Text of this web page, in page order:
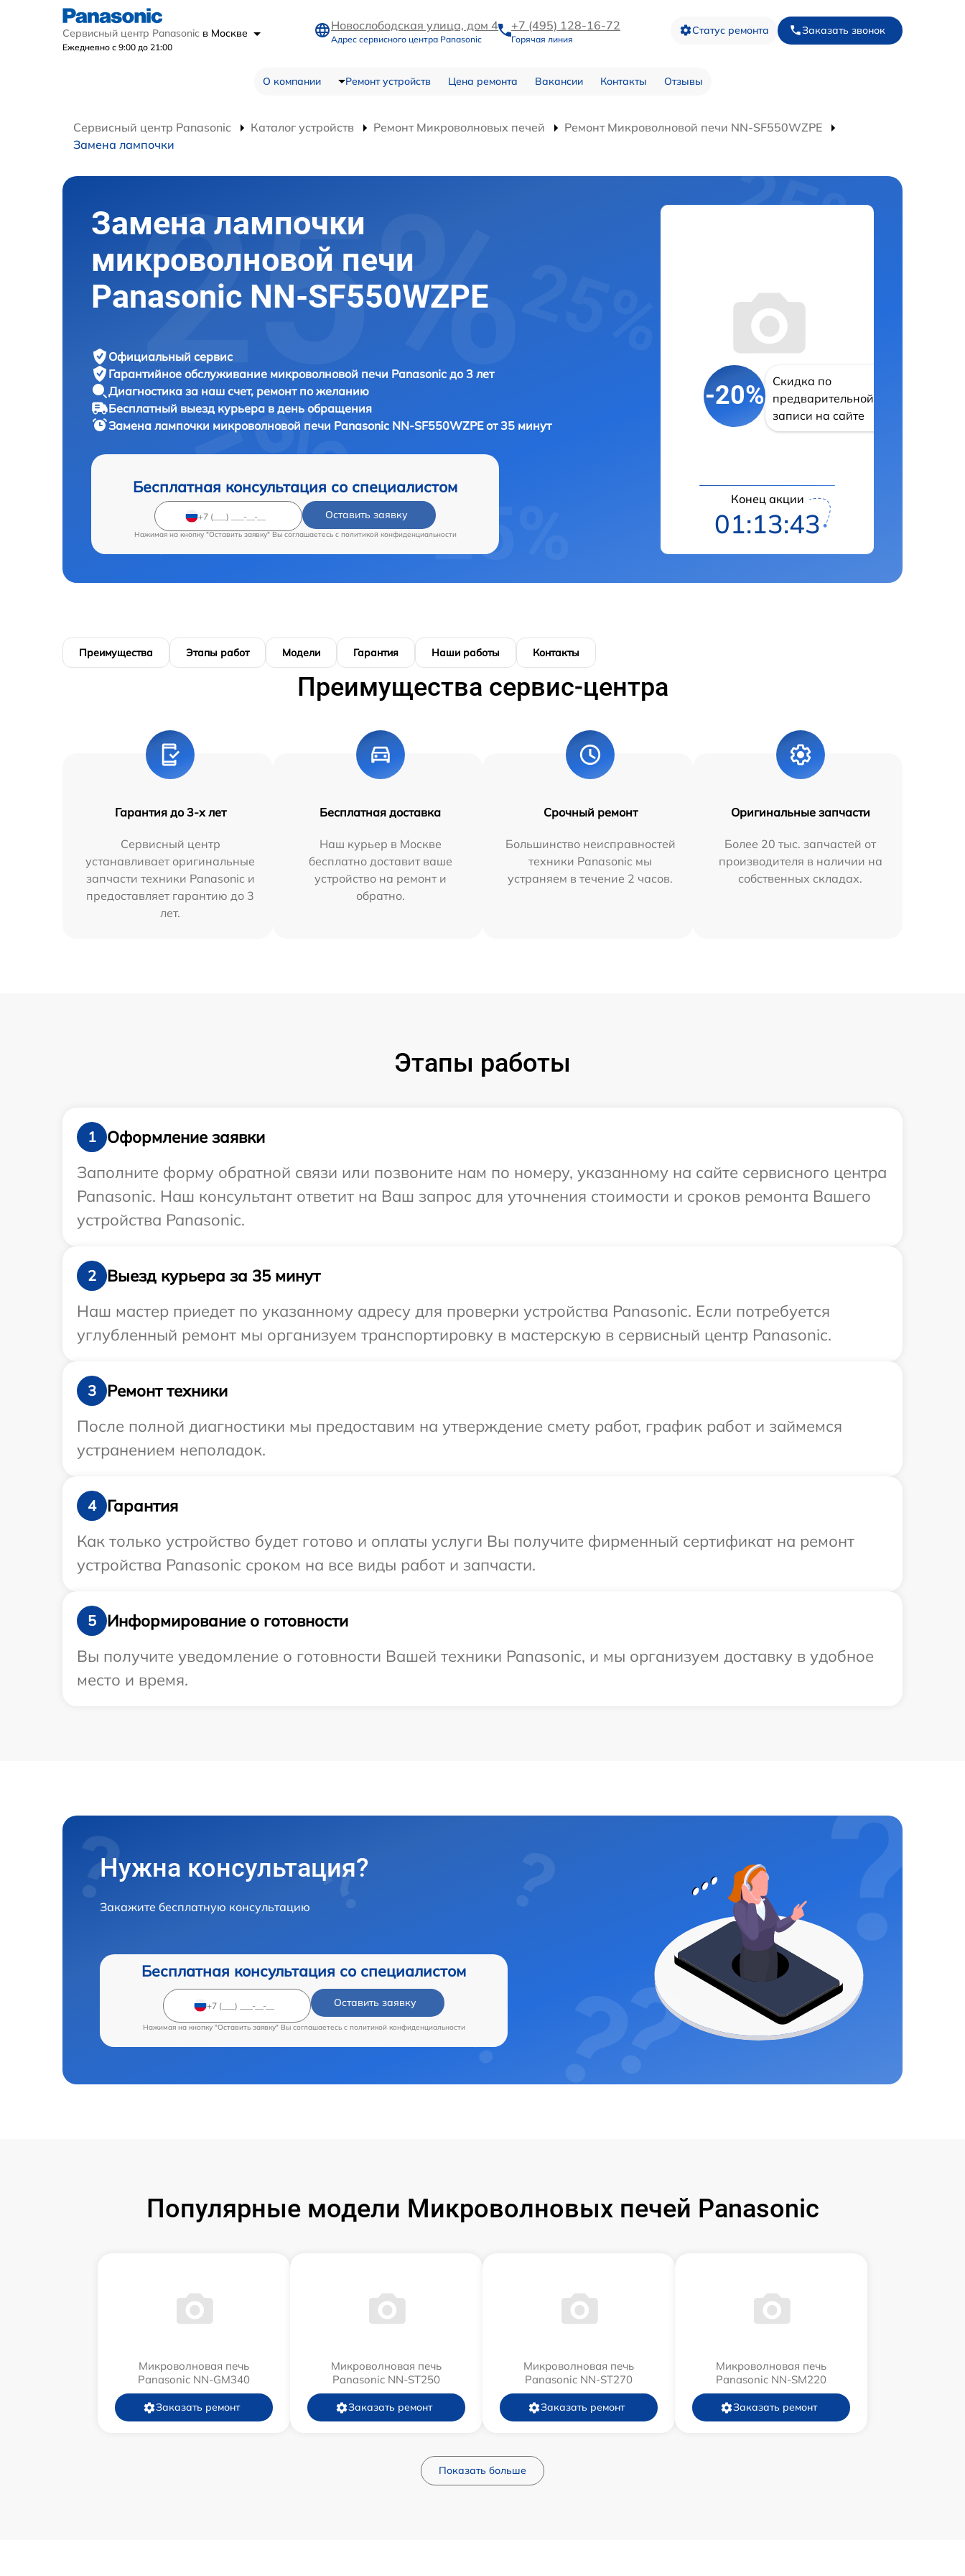
Сервисный центр Panasonic в Москве
Ежедневно с 9:00 до 21:00
Новослободская улица, дом 4
Адрес сервисного центра Panasonic
+7 (495) 128-16-72
Горячая линия
Статус ремонта Заказать звонок
О компании Ремонт устройств Цена ремонта Вакансии Контакты Отзывы
Сервисный центр Panasonic Каталог устройств Ремонт Микроволновых печей
Ремонт Микроволновой печи NN-SF550WZPE
Замена лампочки
Замена лампочки
микроволновой печи
Panasonic NN-SF550WZPE
Официальный сервис
Гарантийное обслуживание микроволновой печи Panasonic до 3 лет
Диагностика за наш счет, ремонт по желанию
Бесплатный выезд курьера в день обращения
Замена лампочки микроволновой печи Panasonic NN-SF550WZPE от 35 минут
Бесплатная консультация со специалистом
Оставить заявку
Нажимая на кнопку "Оставить заявку" Вы соглашаетесь c политикой конфиденциальности
-20%
Скидка по
предварительной
записи на сайте
Конец акции
01:13:42
Преимущества Этапы работ Модели Гарантия Наши работы Контакты
Преимущества сервис-центра
Гарантия до 3-х лет
Сервисный центр
устанавливает оригинальные
запчасти техники Panasonic и
предоставляет гарантию до 3
лет.
Бесплатная доставка
Наш курьер в Москве
бесплатно доставит ваше
устройство на ремонт и
обратно.
Срочный ремонт
Большинство неисправностей
техники Panasonic мы
устраняем в течение 2 часов.
Оригинальные запчасти
Более 20 тыс. запчастей от
производителя в наличии на
собственных складах.
Этапы работы
1
Оформление заявки
Заполните форму обратной связи или позвоните нам по номеру, указанному на сайте сервисного центра
Panasonic. Наш консультант ответит на Ваш запрос для уточнения стоимости и сроков ремонта Вашего
устройства Panasonic.
2
Выезд курьера за 35 минут
Наш мастер приедет по указанному адресу для проверки устройства Panasonic. Если потребуется
углубленный ремонт мы организуем транспортировку в мастерскую в сервисный центр Panasonic.
3
Ремонт техники
После полной диагностики мы предоставим на утверждение смету работ, график работ и займемся
устранением неполадок.
4
Гарантия
Как только устройство будет готово и оплаты услуги Вы получите фирменный сертификат на ремонт
устройства Panasonic сроком на все виды работ и запчасти.
5
Информирование о готовности
Вы получите уведомление о готовности Вашей техники Panasonic, и мы организуем доставку в удобное
место и время.
Нужна консультация?
Закажите бесплатную консультацию
Бесплатная консультация со специалистом
Оставить заявку
Нажимая на кнопку "Оставить заявку" Вы соглашаетесь c политикой конфиденциальности
Популярные модели Микроволновых печей Panasonic
Микроволновая печь
Panasonic NN-GM340
Заказать ремонт
Микроволновая печь
Panasonic NN-ST250
Заказать ремонт
Микроволновая печь
Panasonic NN-ST270
Заказать ремонт
Микроволновая печь
Panasonic NN-SM220
Заказать ремонт
Показать больше